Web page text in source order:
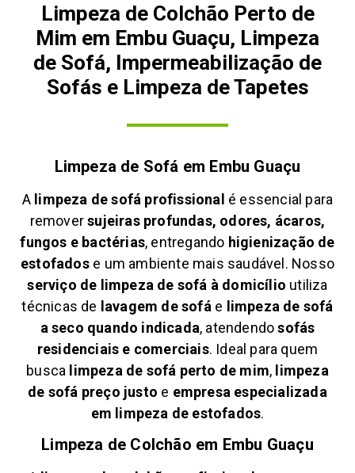
Limpeza de Colchão Perto de
Mim em Embu Guaçu, Limpeza
de Sofá, Impermeabilização de
Sofás e Limpeza de Tapetes
Limpeza de Sofá em Embu Guaçu
A limpeza de sofá profissional é essencial para
removersujeiras profundas, odores, ácaros,
fungos e bactérias, entregando higienização de
estofadose um ambiente mais saudável. Nosso
serviço de limpeza de sofá à domicílio utiliza
técnicas de lavagem de sofá e limpeza de sofá
a seco quando indicada, atendendosofás
residenciais e comerciais. Ideal para quem
busca limpeza de sofá perto de mim, limpeza
de sofá preço justo e empresa especializada
em limpeza de estofados.
Limpeza de Colchão em Embu Guaçu